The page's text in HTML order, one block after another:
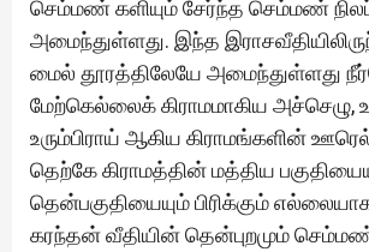
செம்மண் களியும் சேர்ந்த செம்மண்
அமைந்துள்ளது. இந்த
மைல் தூரத்திலேயே அமைந்துள்ளது
மேற்கெல்லைக் கிராமமாகிய அச்செழு,
உரும்பிராய் ஆகிய கிராமங்களின்
தெற்கே கிராமத்தின் மத்திய
தென்பகுதியையும் பிரிக்கும்
கரந்தன் வீதியின் தென்புறமும்